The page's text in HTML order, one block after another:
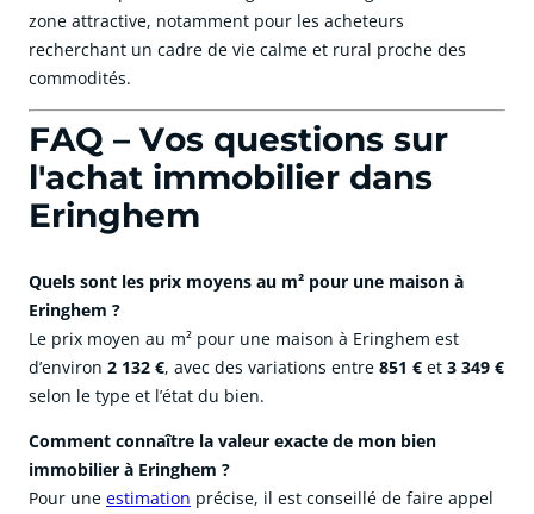
zone attractive, notamment pour les acheteurs
recherchant un cadre de vie calme et rural proche des
commodités.
FAQ – Vos questions sur
l'achat immobilier dans
Eringhem
Quels sont les prix moyens au m² pour une maison à
Eringhem ?
Le prix moyen au m² pour une maison à Eringhem est
d’environ 2 132 €, avec des variations entre 851 € et 3 349 €
selon le type et l’état du bien.
Comment connaître la valeur exacte de mon bien
immobilier à Eringhem ?
Pour une estimation précise, il est conseillé de faire appel